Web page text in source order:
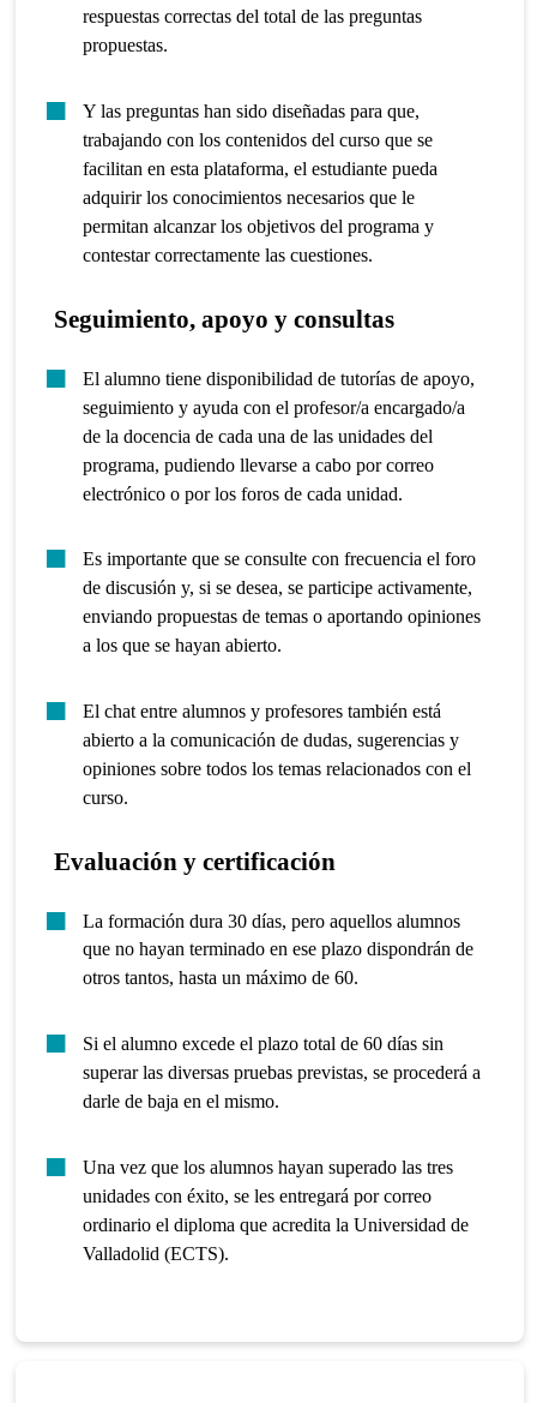
respuestas correctas del total de las preguntas
propuestas.
Y las preguntas han sido diseñadas para que,
trabajando con los contenidos del curso que se
facilitan en esta plataforma, el estudiante pueda
adquirir los conocimientos necesarios que le
permitan alcanzar los objetivos del programa y
contestar correctamente las cuestiones.
Seguimiento, apoyo y consultas
El alumno tiene disponibilidad de tutorías de apoyo,
seguimiento y ayuda con el profesor/a encargado/a
de la docencia de cada una de las unidades del
programa, pudiendo llevarse a cabo por correo
electrónico o por los foros de cada unidad.
Es importante que se consulte con frecuencia el foro
de discusión y, si se desea, se participe activamente,
enviando propuestas de temas o aportando opiniones
a los que se hayan abierto.
El chat entre alumnos y profesores también está
abierto a la comunicación de dudas, sugerencias y
opiniones sobre todos los temas relacionados con el
curso.
Evaluación y certificación
La formación dura 30 días, pero aquellos alumnos
que no hayan terminado en ese plazo dispondrán de
otros tantos, hasta un máximo de 60.
Si el alumno excede el plazo total de 60 días sin
superar las diversas pruebas previstas, se procederá a
darle de baja en el mismo.
Una vez que los alumnos hayan superado las tres
unidades con éxito, se les entregará por correo
ordinario el diploma que acredita la Universidad de
Valladolid (ECTS).